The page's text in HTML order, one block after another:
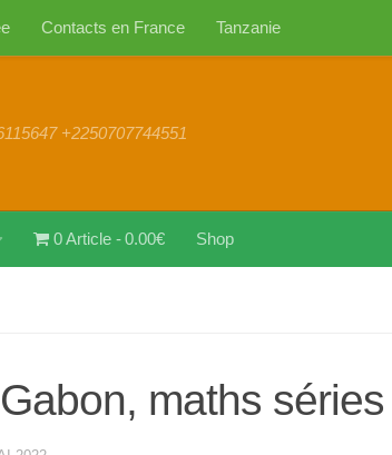
Contacts en France Tanzanie
+2250707744551
0 Article 0.00€ Shop
maths